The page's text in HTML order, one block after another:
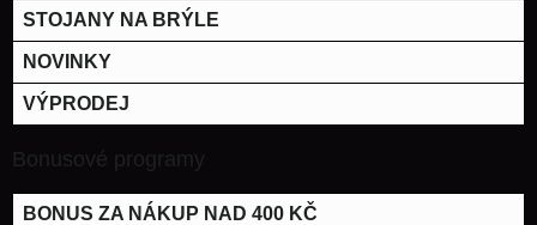
STOJANY NA BRÝLE
NOVINKY
VÝPRODEJ
Bonusové programy
BONUS ZA NÁKUP NAD 400 KČ